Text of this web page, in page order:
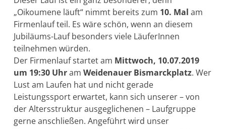
„Oikoumene läuft“ nimmt bereits zum 10. Mal am
Firmenlauf teil. Es wäre schön, wenn an diesem
Jubiläums-Lauf besonders viele LäuferInnen
teilnehmen würden.
Der Firmenlauf startet am Mittwoch, 10.07.2019
um 19:30 UhramWeidenauer Bismarckplatz. Wer
Lust am Laufen hat und nicht gerade
Leistungssport erwartet, kann sich unserer – von
der Altersstruktur ausgeglichenen – Laufgruppe
gerne anschließen. Angeführt wird unser